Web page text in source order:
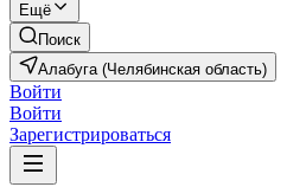
Ещё
Поиск
Алабуга (Челябинская область)
Войти
Войти
Зарегистрироваться